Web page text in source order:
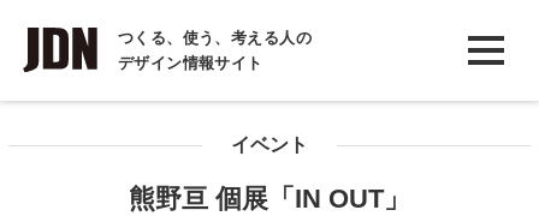
つくる、使う、考える人の
デザイン情報サイト
INTERVIEW
インタビュー
イベント
熊野亘 個展「IN OUT」